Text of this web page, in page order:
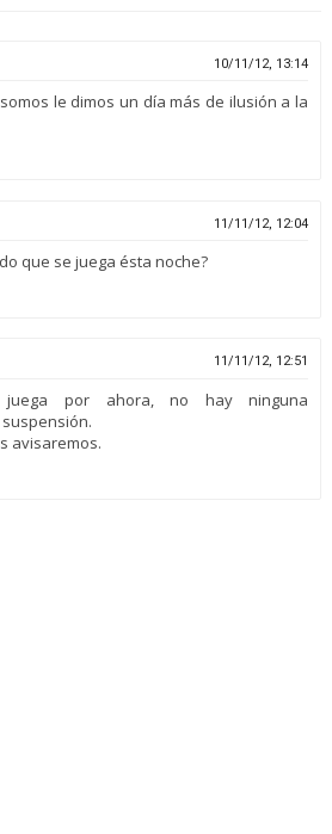
10/11/12, 13:14
le dimos un día más de ilusión a la
11/11/12, 12:04
que se juega ésta noche?
11/11/12, 12:51
por ahora, no hay ninguna
avisaremos.